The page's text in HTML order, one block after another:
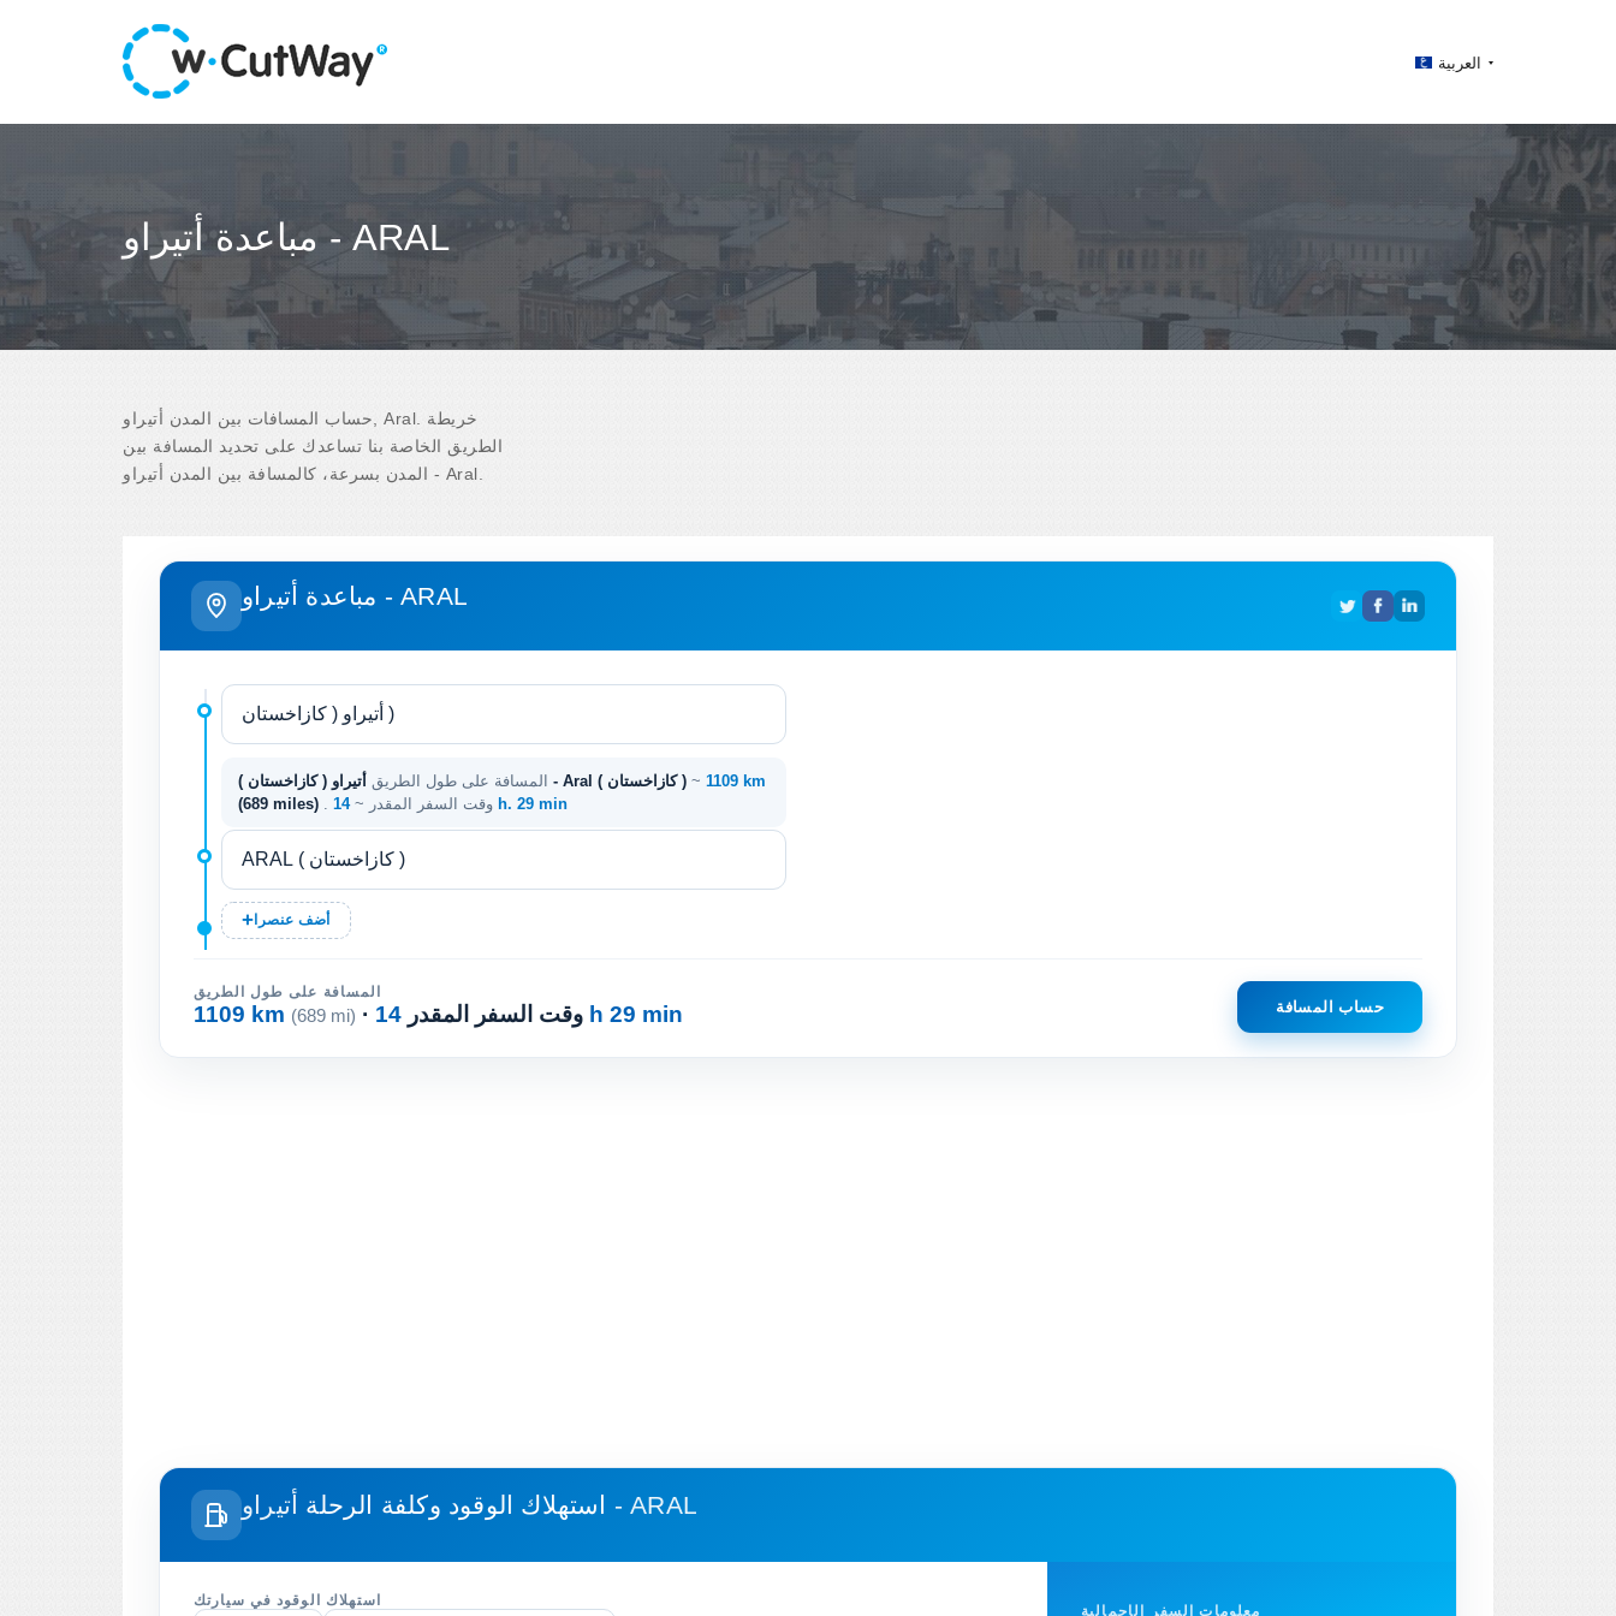
العربية
مباعدة أتيراو - ARAL
حساب المسافات بين المدن أتيراو, Aral. خريطة
الطريق الخاصة بنا تساعدك على تحديد المسافة بين
المدن بسرعة، كالمسافة بين المدن أتيراو - Aral.
مباعدة أتيراو - ARAL
المسافة على طول الطريق أتيراو ( كازاخستان ) - Aral ( كازاخستان ) ~
1109 km
(689 miles)
. وقت السفر المقدر ~ 14 h. 29 min
أضف عنصرا
المسافة على طول الطريق
1109 km (689 mi) · وقت السفر المقدر 14 h 29 min حساب المسافة
استهلاك الوقود وكلفة الرحلة أتيراو - ARAL
استهلاك الوقود في سيارتك
معلومات السفر الإجمالية